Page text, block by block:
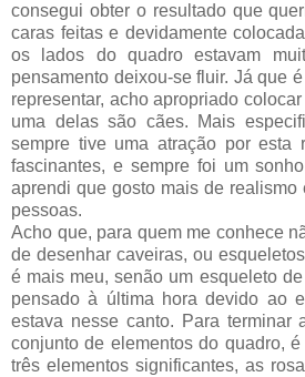
consegui obter o resultado que
caras feitas e devidamente
os lados do quadro estavam
pensamento deixou-se fluir. Já que
representar, acho apropriado
uma delas são cães. Mais
sempre tive uma atração por esta
fascinantes, e sempre foi um
aprendi que gosto mais de
pessoas.
Acho que, para quem me conhece
de desenhar caveiras, ou
é mais meu, senão um esqueleto
pensado à última hora devido ao
estava nesse canto. Para terminar
conjunto de elementos do quadro,
três elementos significantes, as